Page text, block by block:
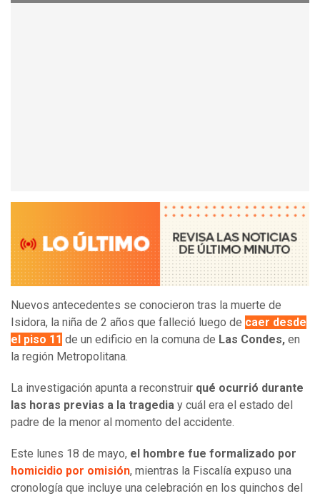
Nuevos antecedentes se conocieron tras la muerte de
Isidora, la niña de 2 años que falleció luego de caer desde
el piso 11 de un edificio en la comuna de Las Condes, en
la región Metropolitana.
La investigación apunta a reconstruir qué ocurrió durante
las horas previas a la tragedia y cuál era el estado del
padre de la menor al momento del accidente.
Este lunes 18 de mayo, el hombre fue formalizado por
homicidio por omisión, mientras la Fiscalía expuso una
cronología que incluye una celebración en los quinchos del